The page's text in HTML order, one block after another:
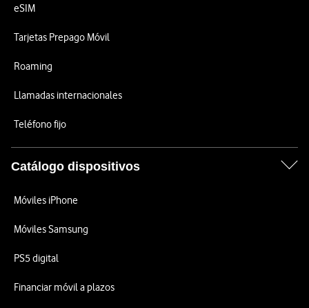
eSIM
Tarjetas Prepago Móvil
Roaming
Llamadas internacionales
Teléfono fijo
Catálogo dispositivos
Móviles iPhone
Móviles Samsung
PS5 digital
Financiar móvil a plazos